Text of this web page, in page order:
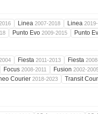
Linea 2007-2018 Linea
Punto Evo 2009-2015 Punto
Fiesta 2011-2013 Fiesta
Focus 2008-2011 Fusion 2002-
Courier 2018-2023 Transit